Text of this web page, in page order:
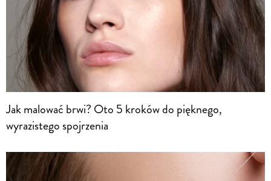
Jak malować brwi? Oto 5 kroków do pięknego,
wyrazistego spojrzenia